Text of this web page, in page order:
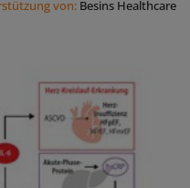
von: Besins Healthcare